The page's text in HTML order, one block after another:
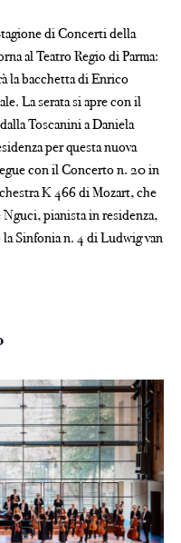
di Concerti della
al Teatro Regio di Parma:
la bacchetta di Enrico
La serata si apre con il
Toscanini a Daniela
per questa nuova
con il Concerto n. 20 in
K 466 di Mozart, che
pianista in residenza,
Sinfonia n. 4 di Ludwig van